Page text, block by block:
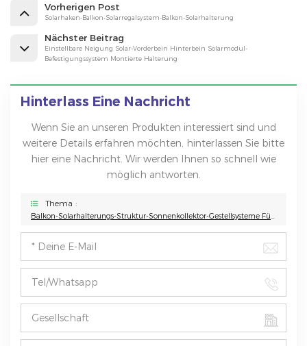
Vorherigen Post
Solarhaken-Balkon-Solarregalsystem-Balkon-Solarhalterung
Nächster Beitrag
Einstellbare Neigung Solar-Vorderbein Hinterbein Solarmodul-
Befestigungssystem Montierte Halterung
Hinterlass Eine Nachricht
Wenn Sie an unseren Produkten interessiert sind und
weitere Details erfahren möchten, hinterlassen Sie bitte
hier eine Nachricht. Wir werden Ihnen so schnell wie
möglich antworten.
Thema :
Balkon-Solarhalterungs-Struktur-Sonnenkollektor-Gestellsysteme Für Hauptwohnungs-Solarhaken-Balkon